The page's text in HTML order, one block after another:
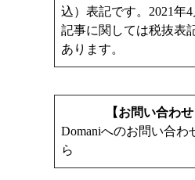
込）表記です。2021年
記事に関しては税抜表
あります。
【お問い合わせ
Domaniへのお問い合わ
ら